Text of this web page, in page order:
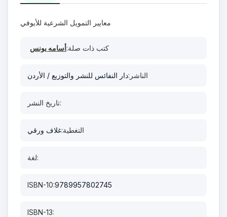
معايير التمويل الشرعية للأيوفي
كتب ذات صلة:أسامه يونس
الناشر:دار النفائس للنشر والتوزيع / الأردن
تاريخ النشر:
التغطية:غلاف ورقي
لغة:
ISBN-10:9789957802745
ISBN-13: